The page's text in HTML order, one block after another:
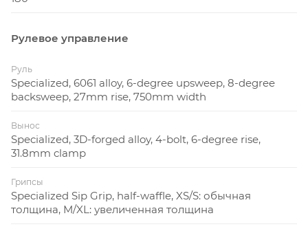
Рулевое управление
Руль
Specialized, 6061 alloy, 6-degree upsweep, 8-degree
backsweep, 27mm rise, 750mm width
Вынос
Specialized, 3D-forged alloy, 4-bolt, 6-degree rise,
31.8mm clamp
Грипсы
Specialized Sip Grip, half-waffle, XS/S: обычная
толщина, M/XL: увеличенная толщина